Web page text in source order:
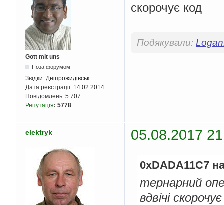
Gott mit uns
Поза форумом
Звідки: Дніпрожидівськ
Дата реєстрації: 14.02.2014
Повідомлень: 5 707
Репутація: 5778
скорочує код
Подякували:
elektryk 05.08.2017
0xDADA11C7
тернарний
вдвічі